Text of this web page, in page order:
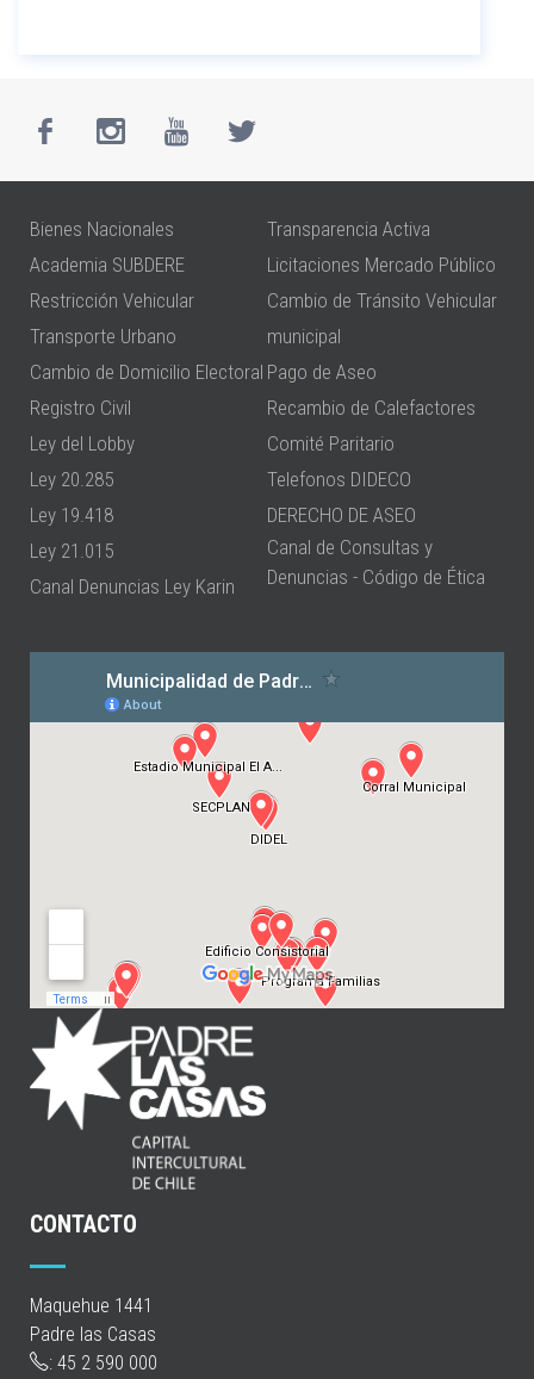
Bienes Nacionales
Academia SUBDERE
Restricción Vehicular
Transporte Urbano
Cambio de Domicilio Electoral
Registro Civil
Ley del Lobby
Ley 20.285
Ley 19.418
Ley 21.015
Canal Denuncias Ley Karin
Transparencia Activa
Licitaciones Mercado Público
Cambio de Tránsito Vehicular
municipal
Pago de Aseo
Recambio de Calefactores
Comité Paritario
Telefonos DIDECO
DERECHO DE ASEO
Canal de Consultas y
Denuncias - Código de Ética
CONTACTO
Maquehue 1441
Padre las Casas
: 45 2 590 000